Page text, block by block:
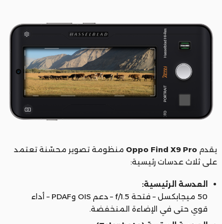
يقدم Oppo Find X9 Pro منظومة تصوير محسّنة تعتمد
على ثلاث عدسات رئيسية:
العدسة الرئيسية:
50 ميجابكسل – فتحة f/1.5 – دعم OIS وPDAF – أداء
قوي حتى في الإضاءة المنخفضة.